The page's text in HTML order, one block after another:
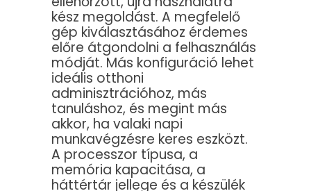
kész megoldást. A megfelelő
gép kiválasztásához érdemes
előre átgondolni a felhasználás
módját. Más konfiguráció lehet
ideális otthoni
adminisztrációhoz, más
tanuláshoz, és megint más
akkor, ha valaki napi
munkavégzésre keres eszközt.
A processzor típusa, a
memória kapacitása, a
háttértár jellege és a készülék